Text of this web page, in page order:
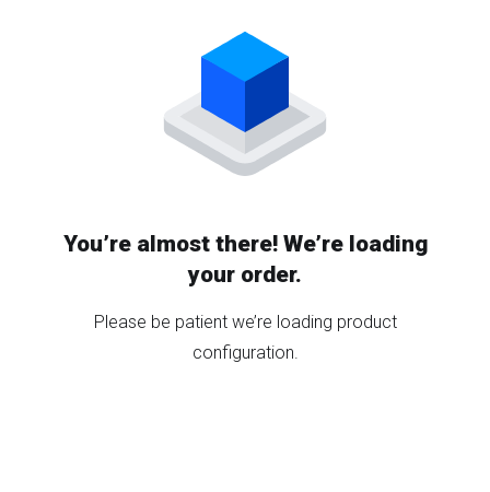
You’re almost there! We’re loading
your order.
Please be patient we’re loading product
configuration.